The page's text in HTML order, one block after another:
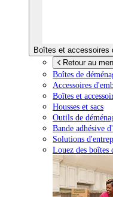
Boîtes et accessoires
Retour au
Boîtes de
Accessoires
Boîtes et
Housses et sacs
Outils de
Bande adhésive
Solutions
Louez des boîtes